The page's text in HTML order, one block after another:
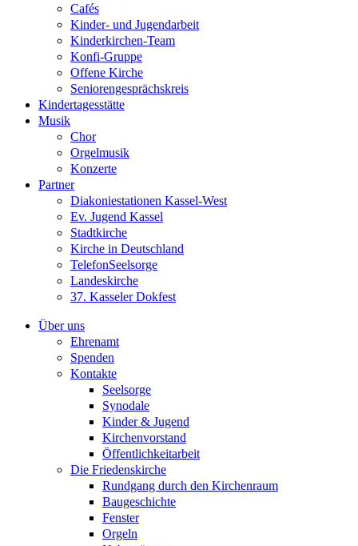
Cafés
Kinder- und Jugendarbeit
Kinderkirchen-Team
Konfi-Gruppe
Offene Kirche
Seniorengesprächskreis
Kindertagesstätte
Musik
Chor
Orgelmusik
Konzerte
Partner
Diakoniestationen Kassel-West
Ev. Jugend Kassel
Stadtkirche
Kirche in Deutschland
TelefonSeelsorge
Landeskirche
37. Kasseler Dokfest
Über uns
Ehrenamt
Spenden
Kontakte
Seelsorge
Synodale
Kinder & Jugend
Kirchenvorstand
Öffentlichkeitarbeit
Die Friedenskirche
Rundgang durch den Kirchenraum
Baugeschichte
Fenster
Orgeln